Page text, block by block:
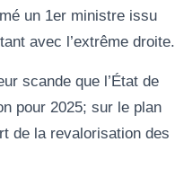
un 1er ministre issu
avec l’extrême droite.
scande que l’État de
pour 2025; sur le plan
de la revalorisation des